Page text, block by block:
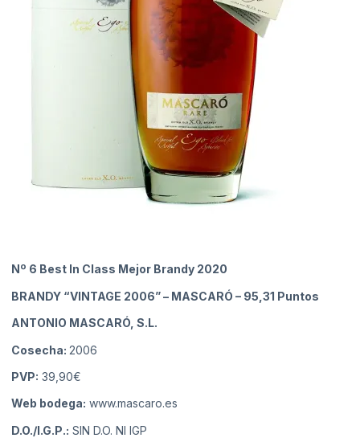
Nº 6 Best In Class Mejor Brandy 2020
BRANDY “VINTAGE 2006” – MASCARÓ – 95,31 Puntos
ANTONIO MASCARÓ, S.L.
Cosecha: 2006
PVP: 39,90€
Web bodega: www.mascaro.es
D.O./I.G.P.: SIN D.O. NI IGP